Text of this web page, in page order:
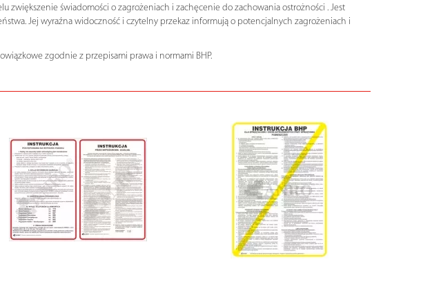
świadomości o zagrożeniach i zachęcenie do zachowania ostrożności . Jest
Jej wyraźna widoczność i czytelny przekaz informują o potencjalnych zagrożeniach i
zgodnie z przepisami prawa i normami BHP.